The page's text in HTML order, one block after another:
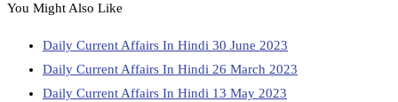
You Might Also Like
Daily Current Affairs In Hindi 30 June 2023
Daily Current Affairs In Hindi 26 March 2023
Daily Current Affairs In Hindi 13 May 2023